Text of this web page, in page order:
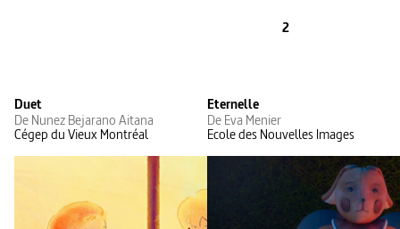
2
Duet
De Nunez Bejarano Aitana
Cégep du Vieux Montréal
Eternelle
De Eva Menier
Ecole des Nouvelles Images